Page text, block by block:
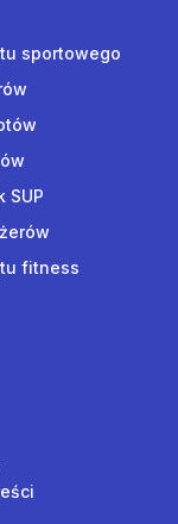
sportowego
SUP
fitness